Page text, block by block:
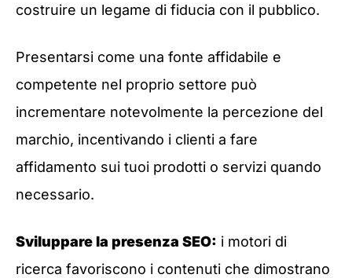
costruire un legame di fiducia con il pubblico.
Presentarsi come una fonte affidabile e
competente nel proprio settore può
incrementare notevolmente la percezione del
marchio, incentivando i clienti a fare
affidamento sui tuoi prodotti o servizi quando
necessario.
Sviluppare la presenza SEO: i motori di
ricerca favoriscono i contenuti che dimostrano